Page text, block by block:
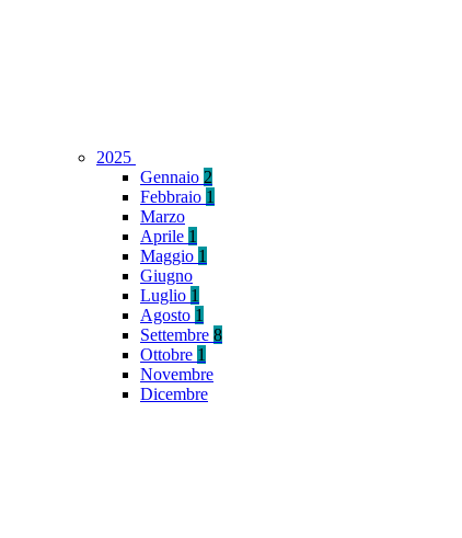
2025
Gennaio 2
Febbraio 1
Marzo
Aprile 1
Maggio 1
Giugno
Luglio 1
Agosto 1
Settembre 8
Ottobre 1
Novembre
Dicembre